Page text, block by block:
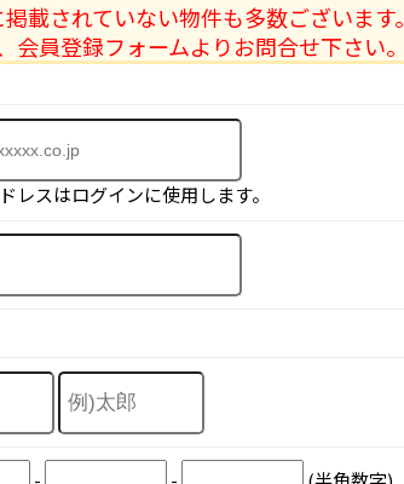
載されていない物件も多数ございます。
会員登録フォームよりお問合せ下さい。
レスはログインに使用します。